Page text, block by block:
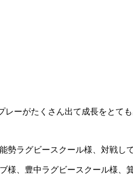
ーがたくさん出て成長をとても
勢ラグビースクール様、対戦し
、豊中ラグビースクール様、